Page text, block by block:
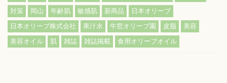
対策
岡山 年齢肌 敏感肌 新商品
日本オリーブ
日本オリーブ株式会社
果汁水 牛窓オリーブ園 皮脂
美容
美容オイル
肌 雑誌 雑誌掲載 食用オリーブオイル